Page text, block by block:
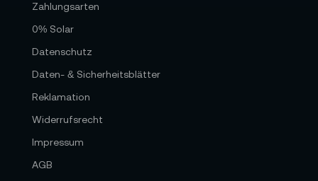
Zahlungsarten
0% Solar
Datenschutz
Daten- & Sicherheitsblätter
Reklamation
Widerrufsrecht
Impressum
AGB